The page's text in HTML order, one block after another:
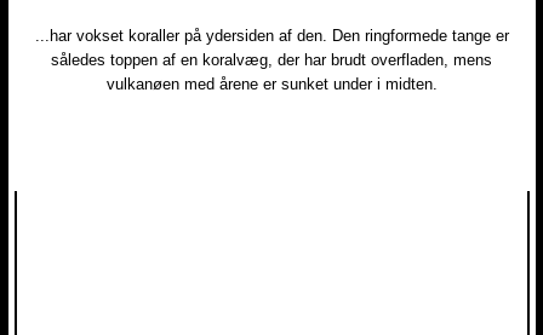
...har vokset koraller på ydersiden af den. Den ringformede tange er
således toppen af en koralvæg, der har brudt overfladen, mens
vulkanøen med årene er sunket under i midten.